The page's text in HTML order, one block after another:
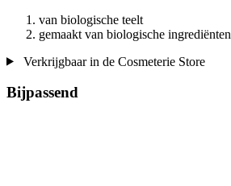
van biologische teelt
gemaakt van biologische ingrediënten
Verkrijgbaar in de Cosmeterie Store
Bijpassend